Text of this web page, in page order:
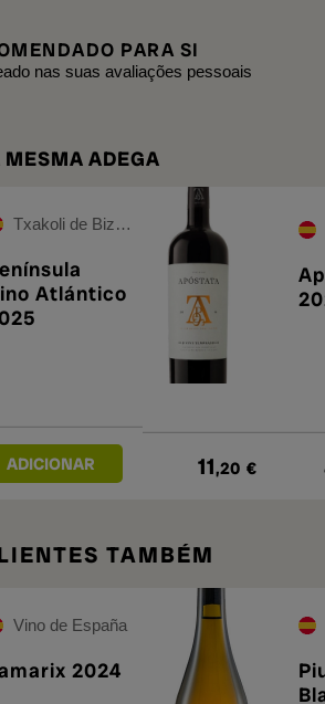
PARA SI
nas suas avaliações pessoais
ADEGA
Txakoli de Bizkaia
Atlántico
11,20 €
TAMBÉM
Vino de España
2024